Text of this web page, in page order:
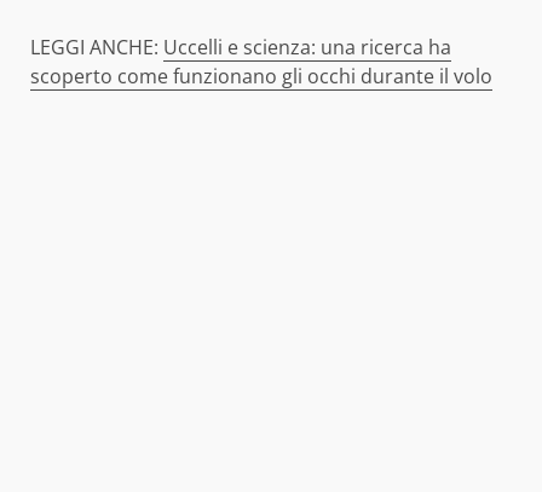
LEGGI ANCHE: Uccelli e scienza: una ricerca ha
scoperto come funzionano gli occhi durante il volo